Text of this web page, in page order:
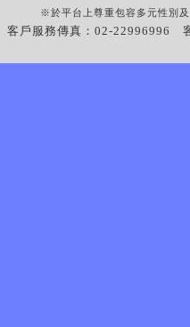
※於平台上尊重包容多元性別
客戶服務傳真：02-22996996